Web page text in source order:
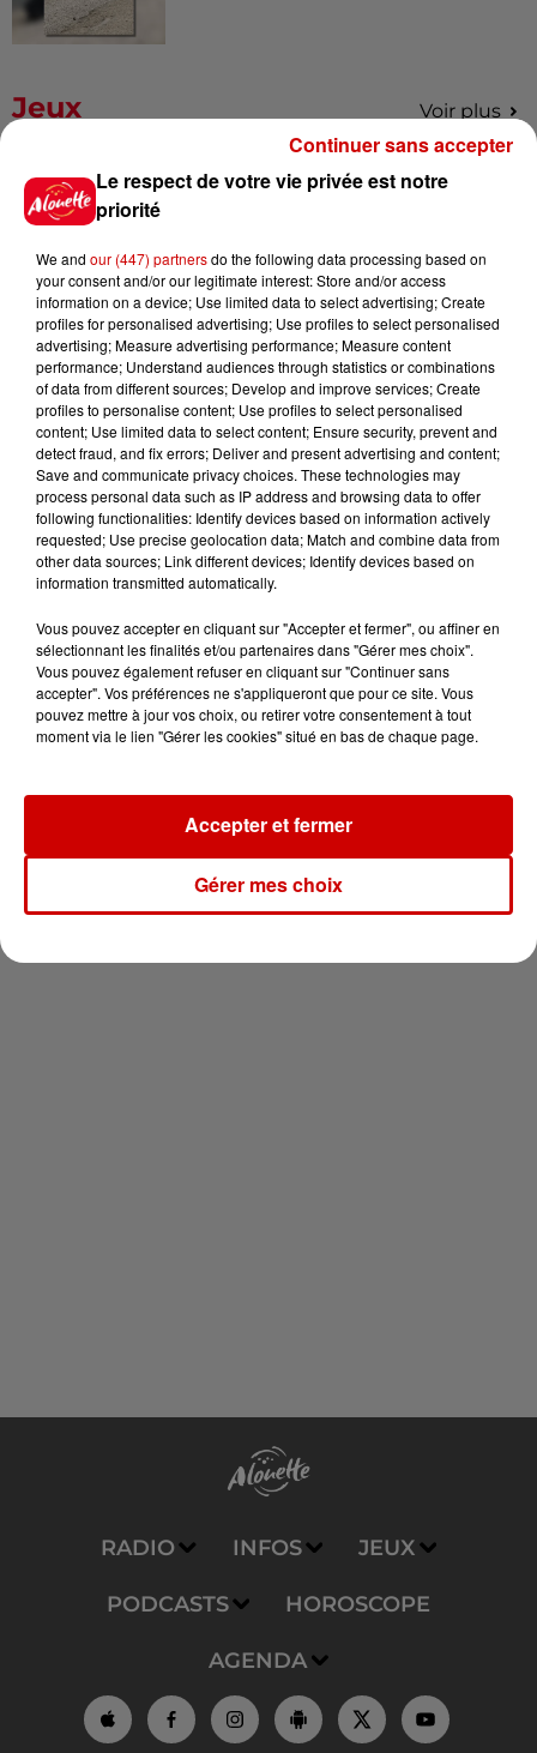
Jeux Voir plus
Gagnez vos places pour
l'événement Ride the Show à
Gagnez vos places pour le
festival Marché Gourmand 2026
à Coulon !
Le Duel - Gagnez vos entrées
pour le parc animalier de votre
choix !
Destination Vacances - Gagnez
votre séjour en famille au cœur
de la...
Newsletter
RADIO INFOS JEUX
PODCASTS HOROSCOPE
AGENDA
Le respect de votre vie privée est notre
priorité
We and our (447) partnersdo the following data processing based on
your consent and/or our legitimate interest: Store and/or access
information on a device; Use limited data to select advertising; Create
profiles for personalised advertising; Use profiles to select personalised
advertising; Measure advertising performance; Measure content
performance; Understand audiences through statistics or combinations
of data from different sources; Develop and improve services; Create
profiles to personalise content; Use profiles to select personalised
content; Use limited data to select content; Ensure security, prevent and
detect fraud, and fix errors; Deliver and present advertising and content;
Save and communicate privacy choices. These technologies may
process personal data such as IP address and browsing data to offer
following functionalities: Identify devices based on information actively
requested; Use precise geolocation data; Match and combine data from
other data sources; Link different devices; Identify devices based on
information transmitted automatically.
Vous pouvez accepter en cliquant sur "Accepter et fermer", ou affiner en
sélectionnant les finalités et/ou partenaires dans "Gérer mes choix".
Vous pouvez également refuser en cliquant sur "Continuer sans
accepter". Vos préférences ne s'appliqueront que pour ce site. Vous
pouvez mettre à jour vos choix, ou retirer votre consentement à tout
moment via le lien "Gérer les cookies" situé en bas de chaque page.
Gérer mes choix
Accepter et fermer
Continuer sans accepter